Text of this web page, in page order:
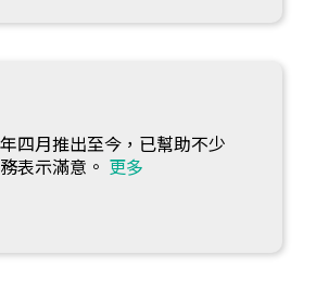
四月推出至今，已幫助不少
表示滿意。 更多